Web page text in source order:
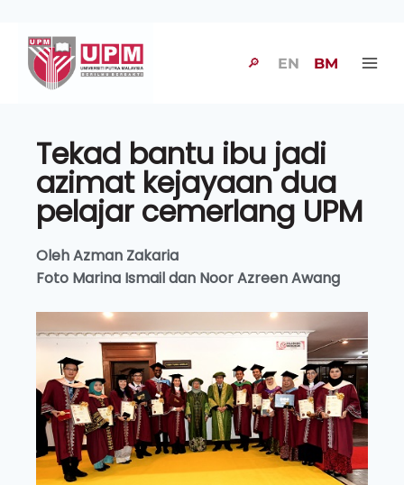
🔎 EN BM
Tekad bantu ibu jadi
azimat kejayaan dua
pelajar cemerlang UPM
Oleh Azman Zakaria
Foto Marina Ismail dan Noor Azreen Awang